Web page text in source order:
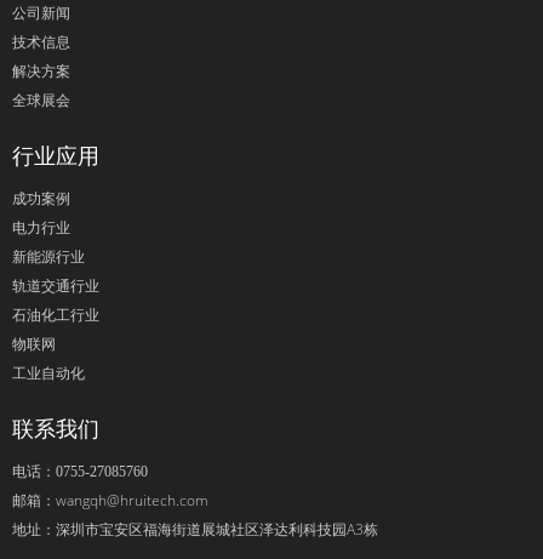
公司新闻
技术信息
解决方案
全球展会
行业应用
成功案例
电力行业
新能源行业
轨道交通行业
石油化工行业
物联网
工业自动化
联系我们
电话：0755-27085760
邮箱： wangqh@hruitech.com
地址： 深圳市宝安区福海街道展城社区泽达利科技园A3栋